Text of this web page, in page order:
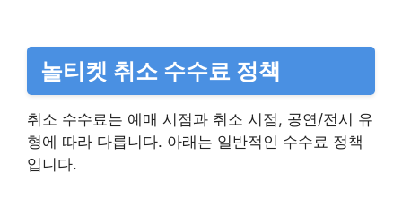
놀티켓 취소 수수료 정책
취소 수수료는 예매 시점과 취소 시점, 공연/전시 유
형에 따라 다릅니다. 아래는 일반적인 수수료 정책
입니다.